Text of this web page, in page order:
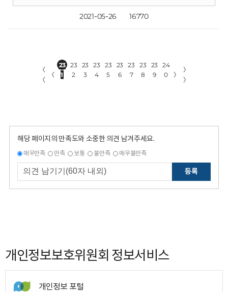
2021-05-26 16770
〈
〈
〈
23
1
23
2
23
3
23
4
23
5
23
6
23
7
23
8
23
9
24
0
〉
〉
〉
해당 페이지의 만족도와 소중한 의견 남겨주세요.
매우만족 만족 보통 불만족 매우불만족
등록
개인정보보호위원회 정보서비스
개인정보 포털